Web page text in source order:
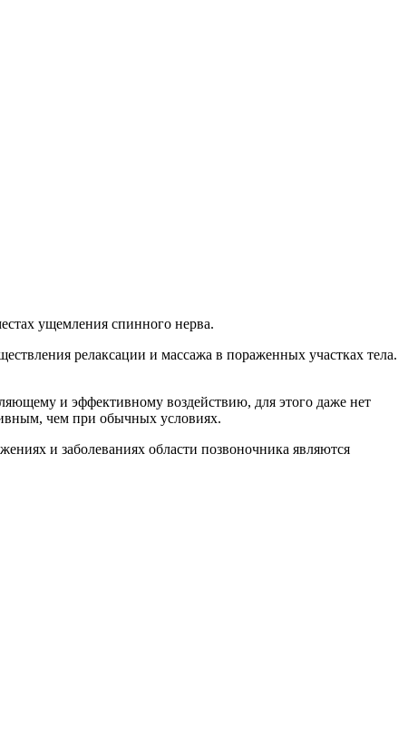
ущемления спинного нерва.
релаксации и массажа в пораженных участках тела.
и эффективному воздействию, для этого даже нет
чем при обычных условиях.
и заболеваниях области позвоночника являются